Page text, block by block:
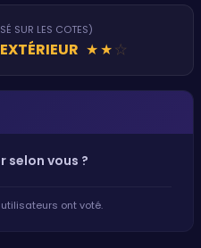
SUR LES COTES)
★★★
selon vous ?
utilisateurs ont voté.